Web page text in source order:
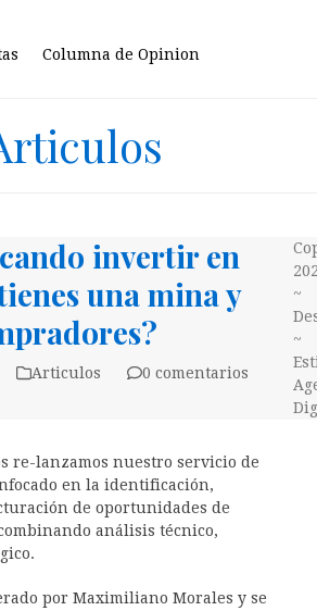
Columna de Opinion
invertir en
una mina y
Articulos 0 comentarios
re-lanzamos nuestro servicio de
en la identificación,
de oportunidades de
análisis técnico,
por Maximiliano Morales y se
~
~